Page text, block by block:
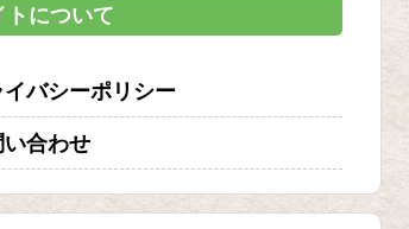
トについて
イバシーポリシー
い合わせ